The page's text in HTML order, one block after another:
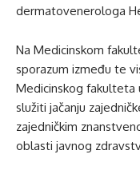
dermatovenerologa
Na Medicinskom
sporazum između te
Medicinskog fakulteta
služiti jačanju
zajedničkim
oblasti javnog